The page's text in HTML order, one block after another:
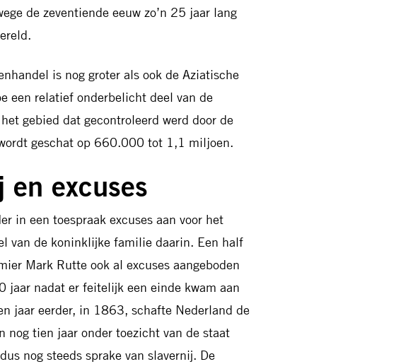
de zeventiende eeuw zo’n 25 jaar lang
is nog groter als ook de Aziatische
een relatief onderbelicht deel van de
gebied dat gecontroleerd werd door de
geschat op 660.000 tot 1,1 miljoen.
excuses
in een toespraak excuses aan voor het
van de koninklijke familie daarin. Een half
Mark Rutte ook al excuses aangeboden
jaar nadat er feitelijk een einde kwam aan
jaar eerder, in 1863, schafte Nederland de
nog tien jaar onder toezicht van de staat
nog steeds sprake van slavernij. De